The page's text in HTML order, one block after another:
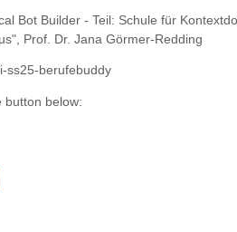
Bot Builder - Teil: Schule für
Prof. Dr. Jana Görmer-Redding
ss25-berufebuddy
button below: